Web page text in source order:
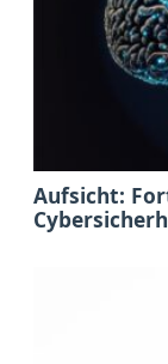
Aufsicht: